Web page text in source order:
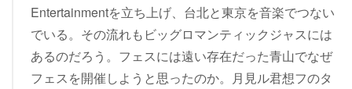
Entertainmentを立ち上げ、台北と東京を音楽でつない
でいる。その流れもビッグロマンティックジャスには
あるのだろう。フェスには遠い存在だった青山でなぜ
フェスを開催しようと思ったのか。月見ル君想フのタ